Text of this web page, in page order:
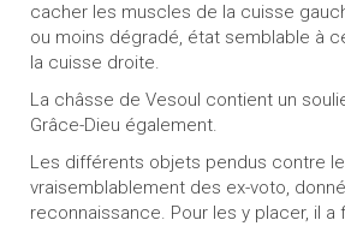
cacher les muscles de la cuisse
ou moins dégradé, état semblable à
la cuisse droite.
La châsse de Vesoul contient un
Grâce-Dieu également.
Les différents objets pendus contre
vraisemblablement des ex-voto,
reconnaissance. Pour les y placer, il a